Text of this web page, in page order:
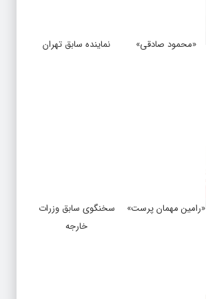
«محمود صادقی» نماینده سابق تهران
«رامین مهمان پرست»
سخنگوی سابق وزرات
خارجه